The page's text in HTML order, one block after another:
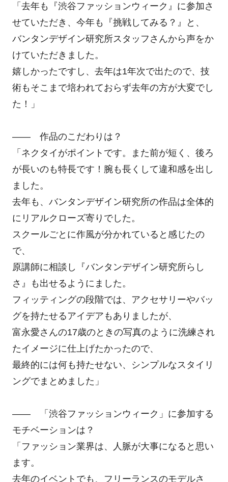
「去年も『渋谷ファッションウィーク』に参加さ
せていただき、今年も『挑戦してみる？』と、
バンタンデザイン研究所スタッフさんから声をか
けていただきました。
嬉しかったですし、去年は1年次で出たので、技
術もそこまで培われておらず去年の方が大変でし
た！」
―― 作品のこだわりは？
「ネクタイがポイントです。また前が短く、後ろ
が長いのも特長です！腕も長くして違和感を出し
ました。
去年も、バンタンデザイン研究所の作品は全体的
にリアルクローズ寄りでした。
スクールごとに作風が分かれていると感じたの
で、
原講師に相談し『バンタンデザイン研究所らし
さ』も出せるようにました。
フィッティングの段階では、アクセサリーやバッ
グを持たせるアイデアもありましたが、
富永愛さんの17歳のときの写真のように洗練され
たイメージに仕上げたかったので、
最終的には何も持たせない、シンプルなスタイリ
ングでまとめました」
―― 「渋谷ファッションウィーク」に参加する
モチベーションは？
「ファッション業界は、人脈が大事になると思い
ます。
去年のイベントでも、フリーランスのモデルさ